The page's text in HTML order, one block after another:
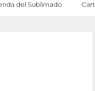
del Sublimado Cart